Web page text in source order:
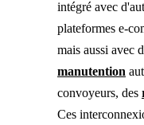
intégré avec
plateformes e-
mais aussi avec
manutention
convoyeurs, des
Ces